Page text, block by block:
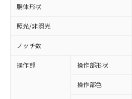
胴体形状
照光/非照光
ノッチ数
操作部 操作部形状
操作部色